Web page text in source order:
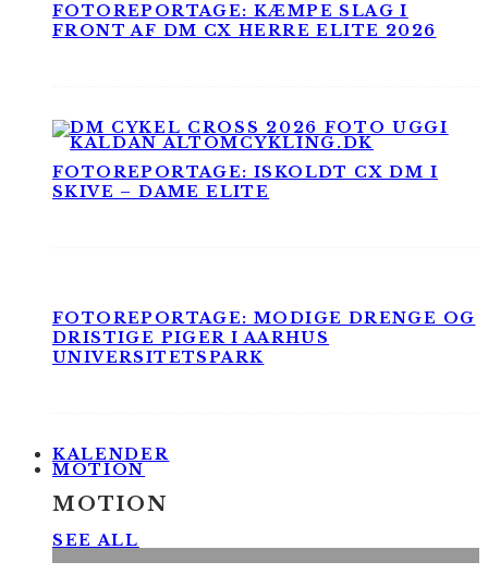
FOTOREPORTAGE: KÆMPE SLAG I
FRONT AF DM CX HERRE ELITE 2026
FOTOREPORTAGE: ISKOLDT CX DM I
SKIVE – DAME ELITE
FOTOREPORTAGE: MODIGE DRENGE OG
DRISTIGE PIGER I AARHUS
UNIVERSITETSPARK
KALENDER
MOTION
MOTION
SEE ALL